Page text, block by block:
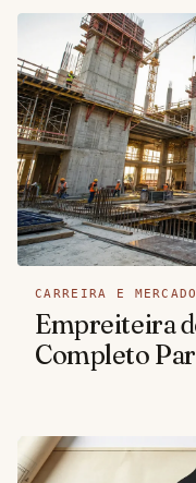
CARREIRA E MERCADO
Empreiteira
Completo